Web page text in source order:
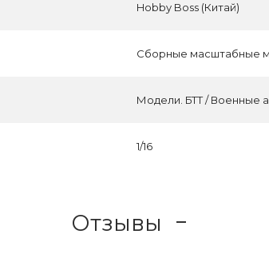
Hobby Boss (Китай)
Сборные масштабные
Модели. БТТ / Военные
1/16
Отзывы